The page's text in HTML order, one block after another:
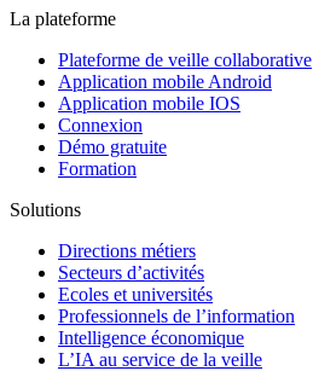
La plateforme
Plateforme de veille collaborative
Application mobile Android
Application mobile IOS
Connexion
Démo gratuite
Formation
Solutions
Directions métiers
Secteurs d’activités
Ecoles et universités
Professionnels de l’information
Intelligence économique
L’IA au service de la veille